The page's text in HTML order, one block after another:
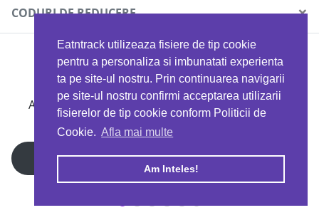
Eatntrack utilizeaza fisiere de tip cookie
pentru a personaliza si imbunatati experienta
ta pe site-ul nostru. Prin continuarea navigarii
pe site-ul nostru confirmi acceptarea utilizarii
fisierelor de tip cookie conform Politicii de
Cookie. Afla mai multe
Am Inteles!
Politica de confidențialitate
Copyright © 2026 EAT & TRACK S.R.L
CODURI DE REDUCERE ×
MYPROTEIN
Ai 40%reducere la orice comandă folosind codul
EATTRACK
Profită acum